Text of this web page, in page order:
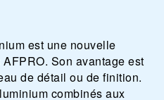
est une nouvelle
Son avantage est
de détail ou de finition.
combinés aux